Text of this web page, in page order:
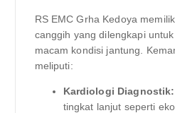
RS EMC Grha Kedoya
canggih yang dilengkapi
macam kondisi jantung.
meliputi:
Kardiologi Diagnostik:
tingkat lanjut seperti